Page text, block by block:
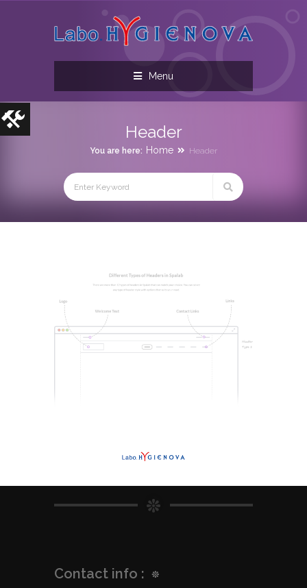
Menu
Header
You are here: Home Header
Contact info :